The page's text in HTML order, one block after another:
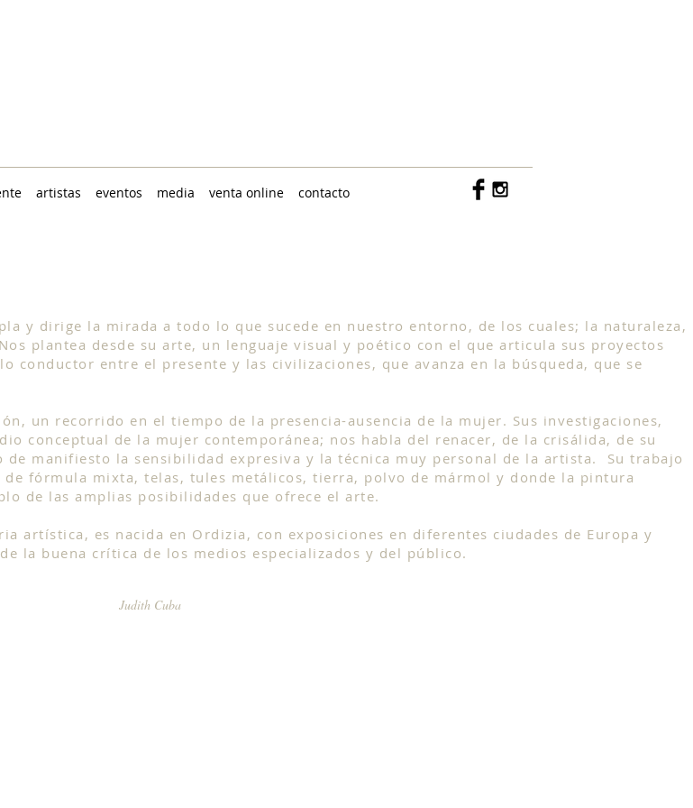
artistas eventos media venta online contacto
y dirige la mirada a todo lo que sucede en nuestro entorno, de los cuales; la naturaleza,
plantea desde su arte, un lenguaje visual y poético con el que articula sus proyectos
entre el presente y las civilizaciones, que avanza en la búsqueda, que se
un recorrido en el tiempo de la presencia-ausencia de la mujer. Sus investigaciones,
conceptual de la mujer contemporánea; nos habla del renacer, de la crisálida, de su
manifiesto la sensibilidad expresiva y la técnica muy personal de la artista. Su trabajo
fórmula mixta, telas, tules metálicos, tierra, polvo de mármol y donde la pintura
de las amplias posibilidades que ofrece el arte.
artística, es nacida en Ordizia, con exposiciones en diferentes ciudades de Europa y
la buena crítica de los medios especializados y del público.